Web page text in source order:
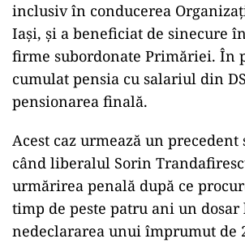
inclusiv în conducerea
Iași, și a beneficiat de sinecure
firme subordonate Primăriei. În
cumulat pensia cu salariul din
pensionarea finală.
Acest caz urmează un
când liberalul Sorin
urmărirea penală după ce
timp de peste patru ani un dosar
nedeclararea unui împrumut de